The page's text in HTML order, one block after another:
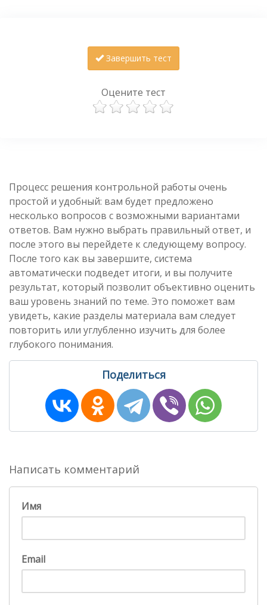
Завершить тест
Оцените тест
Процесс решения контрольной работы очень
простой и удобный: вам будет предложено
несколько вопросов с возможными вариантами
ответов. Вам нужно выбрать правильный ответ, и
после этого вы перейдете к следующему вопросу.
После того как вы завершите, система
автоматически подведет итоги, и вы получите
результат, который позволит объективно оценить
ваш уровень знаний по теме. Это поможет вам
увидеть, какие разделы материала вам следует
повторить или углубленно изучить для более
глубокого понимания.
Поделиться
Написать комментарий
Имя
Email